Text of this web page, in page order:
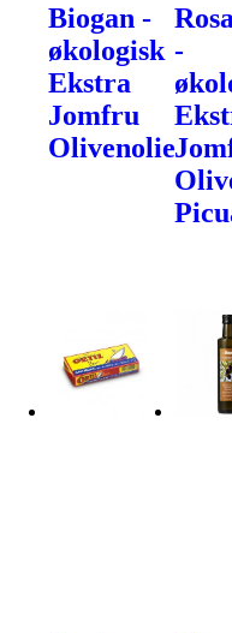
Biogan -
økologisk
Ekstra
Jomfru
Olivenolie
-